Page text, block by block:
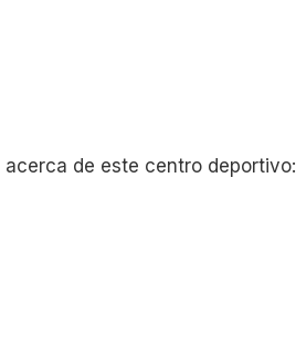
de este centro deportivo: